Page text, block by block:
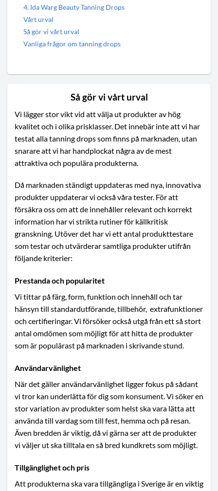
4. Ida Warg Beauty Tanning Drops
Vårt urval
Så gör vi vårt urval
Vanliga frågor om tanning drops
Så gör vi vårt urval
Vi lägger stor vikt vid att välja ut produkter av hög
kvalitet och i olika prisklasser. Det innebär inte att vi har
testat alla tanning drops som finns på marknaden, utan
snarare att vi har handplockat några av de mest
attraktiva och populära produkterna.
Då marknaden ständigt uppdateras med nya, innovativa
produkter uppdaterar vi också våra tester. För att
försäkra oss om att de innehåller relevant och korrekt
information har vi strikta rutiner för källkritisk
granskning. Utöver det har vi ett antal produkttestare
som testar och utvärderar samtliga produkter utifrån
följande kriterier:
Prestanda och popularitet
Vi tittar på färg, form, funktion och innehåll och tar
hänsyn till standardutförande, tillbehör, extrafunktioner
och certifieringar. Vi försöker också utgå från ett så stort
antal omdömen som möjligt för att hitta de produkter
som är populärast på marknaden i skrivande stund.
Användarvänlighet
När det gäller användarvänlighet ligger fokus på sådant
vi tror kan underlätta för dig som konsument. Vi söker en
stor variation av produkter som helst ska vara lätta att
använda till vardag som till fest, hemma och på resan.
Även bredden är viktig, då vi gärna ser att de produkter
vi väljer ut ska tilltala en så bred kundkrets som möjligt.
Tillgänglighet och pris
Att produkterna ska vara tillgängliga i Sverige är en viktig